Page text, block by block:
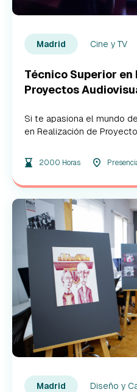
Madrid Cine y TV
Técnico Superior
Proyectos
Si te apasiona el mundo
en Realización de
2000 Horas
Madrid Diseño y